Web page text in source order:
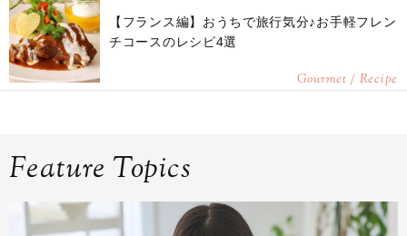
【フランス編】おうちで旅行気分♪お手軽フレン
チコースのレシピ4選
Gourmet / Recipe
Feature Topics